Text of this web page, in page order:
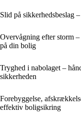
Slid på sikkerhedsbeslag
Overvågning efter storm
på din bolig
Tryghed i nabolaget –
sikkerheden
Forebyggelse,
effektiv boligsikring